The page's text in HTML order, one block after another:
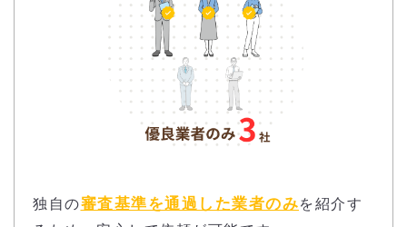
独自の審査基準を通過した業者のみを紹介す